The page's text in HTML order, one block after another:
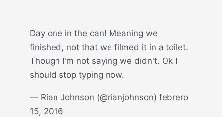
Day one in the can! Meaning we
finished, not that we filmed it in a toilet.
Though I'm not saying we didn't. Ok I
should stop typing now.
— Rian Johnson (@rianjohnson) febrero
15, 2016